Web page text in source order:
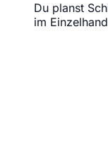
Du planst
im